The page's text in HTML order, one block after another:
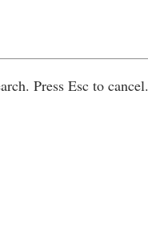
Press Esc to cancel.